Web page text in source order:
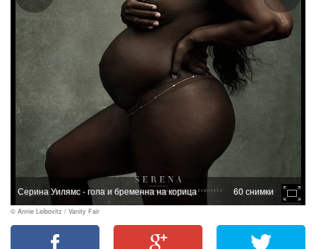
Серина Уилямс - гола и бременна на корица 60 снимки
© Annie Leibovitz / Vanity Fair